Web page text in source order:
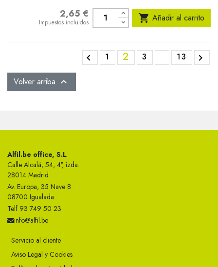
2,65 €
Impuestos incluidos  Añadir al carrito
 1 2 3 13 
Volver arriba 
Alfil.be office, S.L
Calle Alcalá, 54, 4°, izda.
28014 Madrid
Av. Europa, 35 Nave 8
08700 Igualada
Telf 93 749 50 23
info@alfil.be
Servicio al cliente
Aviso Legal y Cookies